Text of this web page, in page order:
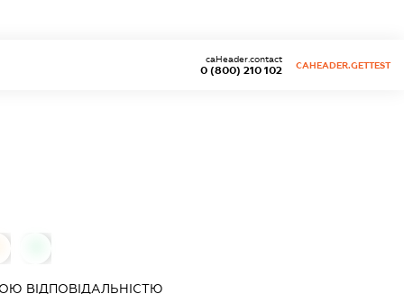
0 (800) 210 102
caHeader.contact
CAHEADER.GETTEST
ВІДПОВІДАЛЬНІСТЮ